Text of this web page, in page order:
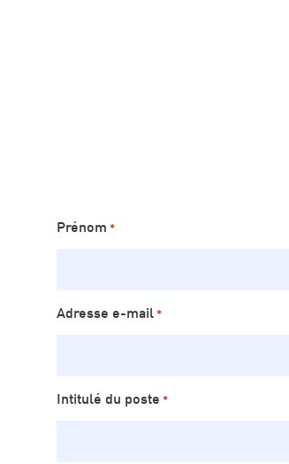
Prénom *
Adresse e-mail *
Intitulé du poste *